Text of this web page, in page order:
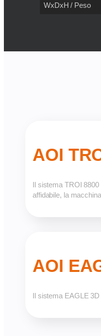
WxDxH / Peso
AOI
Il sistema TROI
affidabile, la
AOI
Il sistema EAGLE